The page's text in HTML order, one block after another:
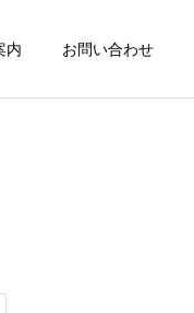
内 お問い合わせ